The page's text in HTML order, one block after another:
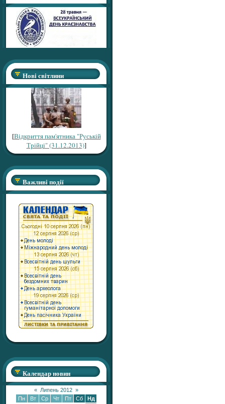
Нові світлини
[Відкриття пам'ятника "Руській
Трійці" (31.12.2013)]
Важливі події
Календар новин
« Липень 2012 »
Пн
Вт Ср Чт Пт Сб
Нд